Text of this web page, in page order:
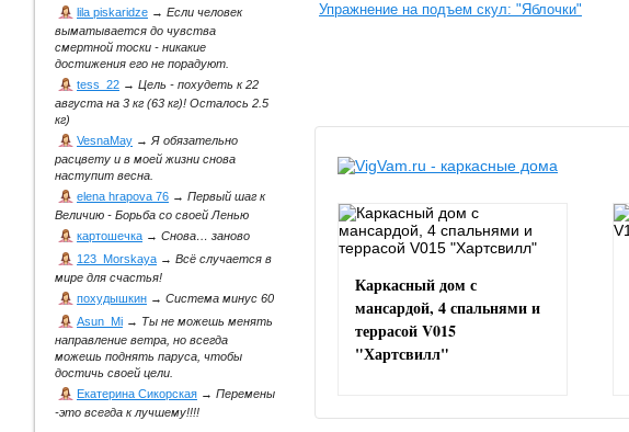
Упражнение на подъем скул: "Яблочки"
Каркасный дом с
мансардой, 4 спальнями и
террасой V015
"Хартсвилл"
lila piskaridze → Если человек
выматывается до чувства
смертной тоски - никакие
достижения его не порадуют.
tess_22 → Цель - похудеть к 22
августа на 3 кг (63 кг)! Осталось 2.5
кг)
VesnaMay →Я обязательно
расцвету и в моей жизни снова
наступит весна.
elena hrapova 76 → Первый шаг к
Величию - Борьба со своей Ленью
картошечка → Снова… заново
123_Morskaya → Всё случается в
мире для счастья!
похудышкин → Система минус 60
Asun_Mi → Ты не можешь менять
направление ветра, но всегда
можешь поднять паруса, чтобы
достичь своей цели.
Екатерина Сикорская → Перемены
-это всегда к лучшему!!!!